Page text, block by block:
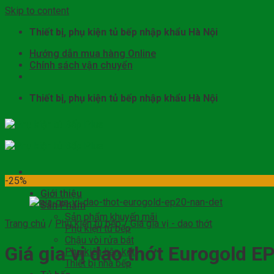
Skip to content
Thiết bị, phụ kiện tủ bếp nhập khẩu Hà Nội
Hướng dẫn mua hàng Online
Chính sách vận chuyển
Thiết bị, phụ kiện tủ bếp nhập khẩu Hà Nội
Giới thiệu
Sản Phẩm
Sản phẩm khuyến mãi
Phụ kiện tủ bếp
Chậu vòi rửa bát
Phụ kiện liên kết
Thiết bị nhà bếp
-25%
Trang chủ / Phụ kiện tủ bếp / Giá gia vị - dao thớt
Giá gia vị dao thớt Eurogold